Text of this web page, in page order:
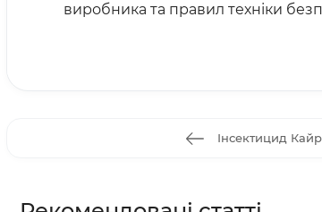
виробника та правил техніки
Інсектицид